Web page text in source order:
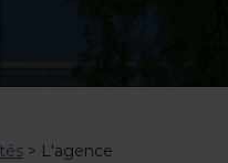
> L'agence